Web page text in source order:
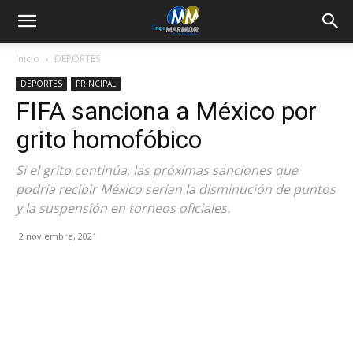
Inicio DEPORTES
DEPORTES PRINCIPAL
FIFA sanciona a México por
grito homofóbico
Si el grito continúa, las próximas sanciones que
podría recibir México serían la disminución de puntos
y la suspensión en torneos oficiales.
2 noviembre, 2021